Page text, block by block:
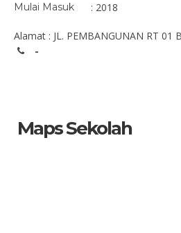
Mulai Masuk : 2018
Alamat : JL. PEMBANGUNAN RT 01
-
Maps Sekolah